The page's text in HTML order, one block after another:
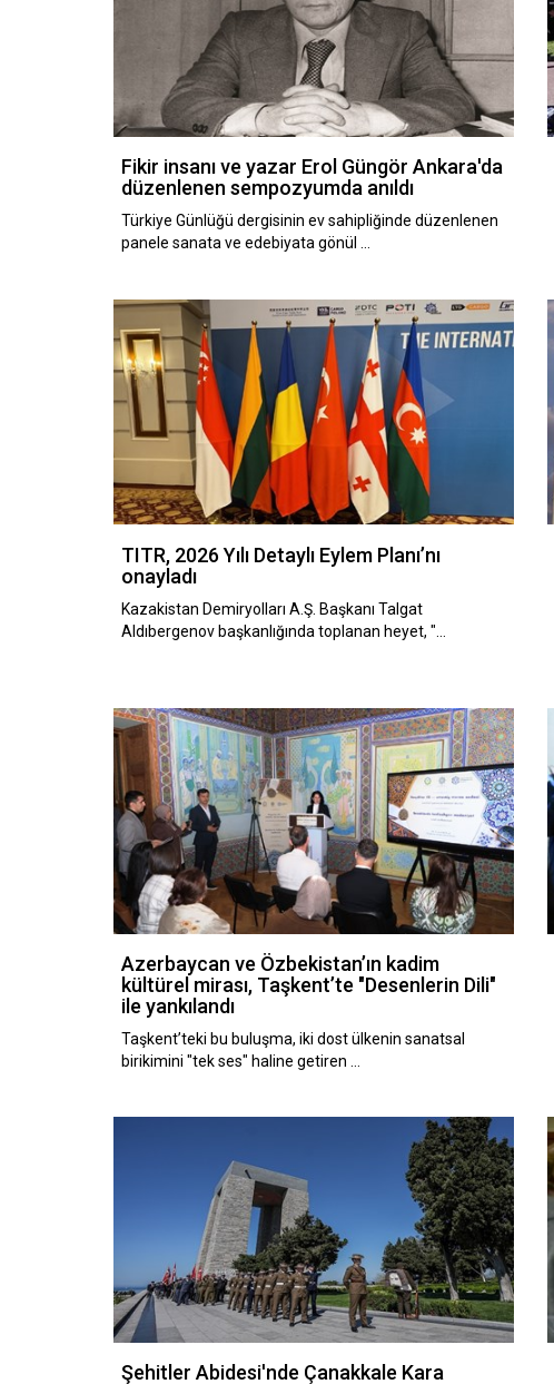
Fikir insanı ve yazar Erol Güngör Ankara'da
düzenlenen sempozyumda anıldı
Türkiye Günlüğü dergisinin ev sahipliğinde düzenlenen
panele sanata ve edebiyata gönül …
TITR, 2026 Yılı Detaylı Eylem Planı’nı
onayladı
Kazakistan Demiryolları A.Ş. Başkanı Talgat
Aldıbergenov başkanlığında toplanan heyet, "…
Azerbaycan ve Özbekistan’ın kadim
kültürel mirası, Taşkent’te "Desenlerin Dili"
ile yankılandı
Taşkent’teki bu buluşma, iki dost ülkenin sanatsal
birikimini "tek ses" haline getiren …
Şehitler Abidesi'nde Çanakkale Kara